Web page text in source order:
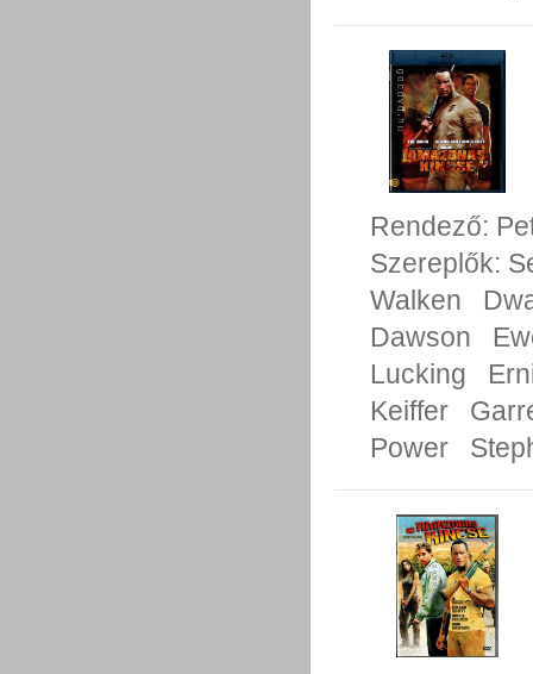
Rendező:
Szereplők:
Walken
Dawson
Lucking
Keiffer
Power